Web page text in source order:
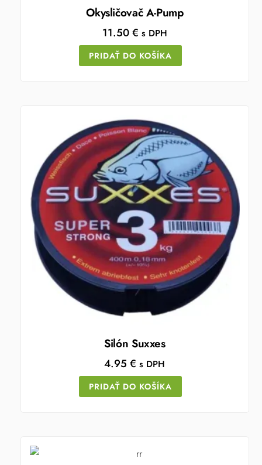
Okysličovač A-Pump
11.50€ s DPH
PRIDAŤ DO KOŠÍKA
Silón Suxxes
4.95€ s DPH
PRIDAŤ DO KOŠÍKA